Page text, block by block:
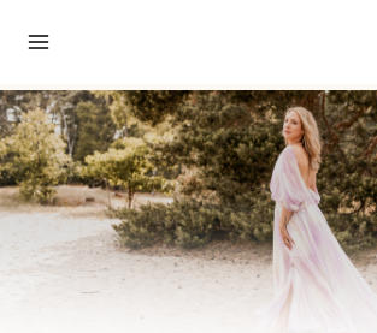
naar
inhoud